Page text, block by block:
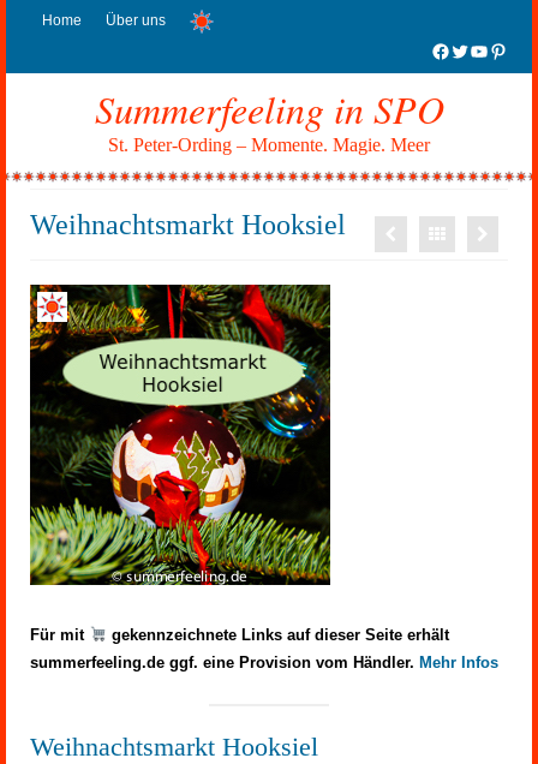
Home Über uns
Facebook
Twitter
Summerfeeling in SPO
St. Peter-Ording – Momente. Magie. Meer
Weihnachtsmarkt Hooksiel
Für mit
gekennzeichnete Links auf dieser Seite erhält
summerfeeling.de ggf. eine Provision vom Händler. Mehr Infos
Weihnachtsmarkt Hooksiel